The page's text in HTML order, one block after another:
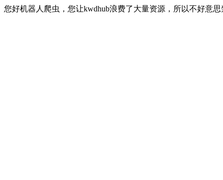
您好机器人爬虫，您让kwdhub浪费了大量资源，所以不好意